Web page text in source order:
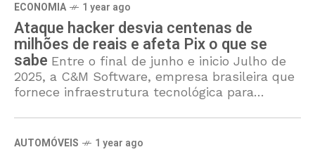
ECONOMIA 1 year ago
Ataque hacker desvia centenas de
milhões de reais e afeta Pix o que se
sabe Entre o final de junho e inicio Julho de
2025, a C&M Software, empresa brasileira que
fornece infraestrutura tecnológica para
conectarem ao sistema de pagamentos
instantâneos
AUTOMÓVEIS 1 year ago